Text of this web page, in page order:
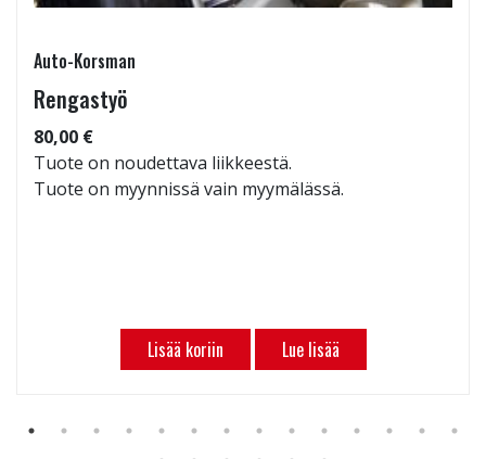
Auto-Korsman
Rengastyö
80,00 €
Tuote on noudettava liikkeestä.
Tuote on myynnissä vain myymälässä.
Lisää koriin Lue lisää